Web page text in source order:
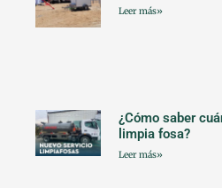
Leer más»
¿Cómo saber
limpia fosa?
Leer más»